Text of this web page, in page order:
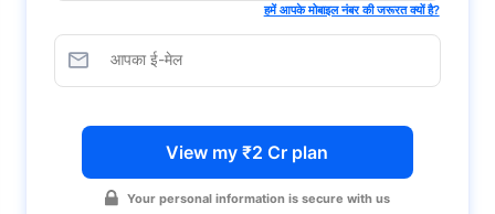
हमें आपके मोबाइल नंबर की जरूरत क्यों है?
View my ₹2 Cr plan
Your personal information is secure with us